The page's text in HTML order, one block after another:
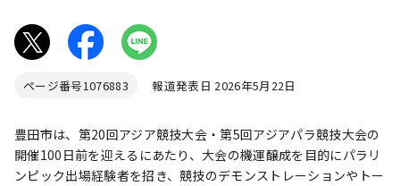
ページ番号1076883 報道発表日 2026年5月22日
豊田市は、第20回アジア競技大会・第5回アジアパラ競技大会の
開催100日前を迎えるにあたり、大会の機運醸成を目的にパラリ
ンピック出場経験者を招き、競技のデモンストレーションやトー